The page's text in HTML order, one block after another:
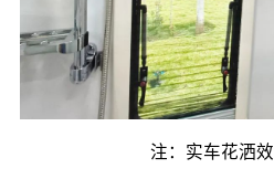
注：实车花洒